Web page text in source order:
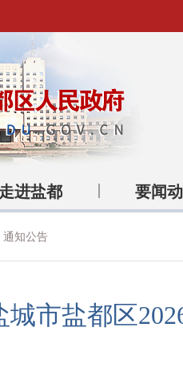
走进盐都 要闻
通知公告
城市盐都区